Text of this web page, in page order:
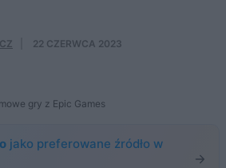
22 CZERWCA 2023
gry z Epic Games
jako preferowane źródło w